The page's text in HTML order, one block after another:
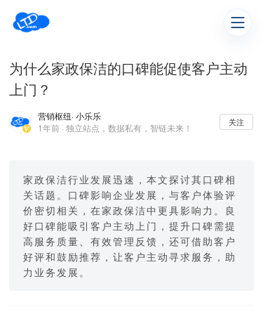
为什么家政保洁的口碑能促使客户主动
上门？
营销枢纽· 小乐乐
1年前 · 独立站点，数据私有，智链未来！
关注
家政保洁行业发展迅速，本文探讨其口碑相
关话题。口碑影响企业发展，与客户体验评
价密切相关，在家政保洁中更具影响力。良
好口碑能吸引客户主动上门，提升口碑需提
高服务质量、有效管理反馈，还可借助客户
好评和鼓励推荐，让客户主动寻求服务，助
力业务发展。